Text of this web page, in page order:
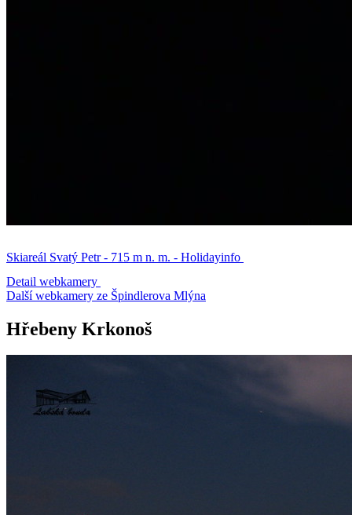
Skiareál Svatý Petr - 715 m n. m. - Holidayinfo
Detail webkamery
Další webkamery ze Špindlerova Mlýna
Hřebeny Krkonoš